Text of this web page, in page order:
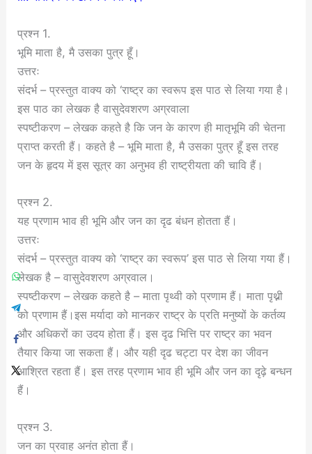
प्रश्न 1.
भूमि माता है, मै उसका पुत्र हूँ।
उत्तरः
संदर्भ – प्रस्तुत वाक्य को ‘राष्ट्र का स्वरूप इस पाठ से लिया गया है।
इस पाठ का लेखक है वासुदेवशरण अग्रवाला
स्पष्टीकरण – लेखक कहते है कि जन के कारण ही मातृभूमि की चेतना
प्राप्त करती हैं। कहते है – भूमि माता है, मै उसका पुत्र हूँ इस तरह
जन के हृदय में इस सूत्र का अनुभव ही राष्ट्रीयता की चावि हैं।
प्रश्न 2.
यह प्रणाम भाव ही भूमि और जन का दृढ बंधन होतता हैं।
उत्तरः
संदर्भ – प्रस्तुत वाक्य को ‘राष्ट्र का स्वरूप’ इस पाठ से लिया गया हैं।
लेखक है – वासुदेवशरण अग्रवाल।
स्पष्टीकरण – लेखक कहते है – माता पृथ्वी को प्रणाम हैं। माता पृथ्नी
को प्रणाम हैं।इस मर्यादा को मानकर राष्ट्र के प्रति मनुष्यों के कर्तव्य
और अधिकरों का उदय होता हैं। इस दृढ भित्ति पर राष्ट्र का भवन
तैयार किया जा सकता हैं। और यही दृढ चट्टा पर देश का जीवन
आश्रित रहता हैं। इस तरह प्रणाम भाव ही भूमि और जन का दृढ़े बन्धन
हैं।
प्रश्न 3.
जन का प्रवाह अनंत होता हैं।